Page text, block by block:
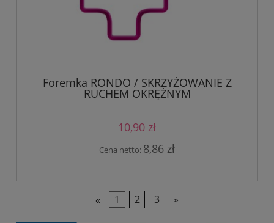
Foremka RONDO / SKRZYŻOWANIE Z
RUCHEM OKRĘŻNYM
10,90 zł
Cena netto: 8,86 zł
« 1 2 3 »